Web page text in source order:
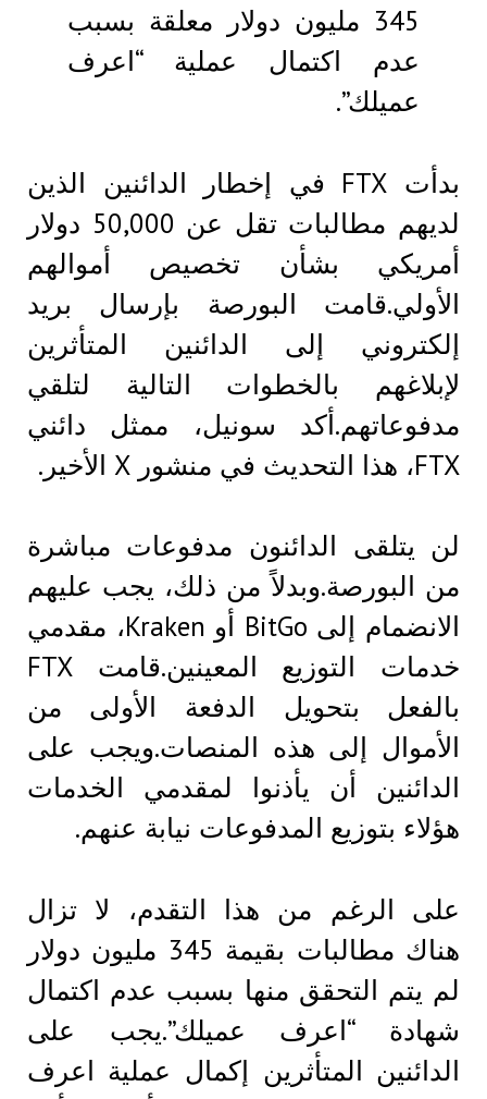
345 مليون دولار معلقة بسبب
عدم اكتمال عملية “اعرف
عميلك”.
بدأت FTX في إخطار الدائنين الذين
لديهم مطالبات تقل عن 50,000 دولار
أمريكي بشأن تخصيص أموالهم
الأولي.قامت البورصة بإرسال بريد
إلكتروني إلى الدائنين المتأثرين
لإبلاغهم بالخطوات التالية لتلقي
مدفوعاتهم.أكد سونيل، ممثل دائني
FTX، هذا التحديث في منشور X الأخير.
لن يتلقى الدائنون مدفوعات مباشرة
من البورصة.وبدلاً من ذلك، يجب عليهم
الانضمام إلى BitGo أو Kraken، مقدمي
خدمات التوزيع المعينين.قامت FTX
بالفعل بتحويل الدفعة الأولى من
الأموال إلى هذه المنصات.ويجب على
الدائنين أن يأذنوا لمقدمي الخدمات
هؤلاء بتوزيع المدفوعات نيابة عنهم.
على الرغم من هذا التقدم، لا تزال
هناك مطالبات بقيمة 345 مليون دولار
لم يتم التحقق منها بسبب عدم اكتمال
شهادة “اعرف عميلك”.يجب على
الدائنين المتأثرين إكمال عملية اعرف